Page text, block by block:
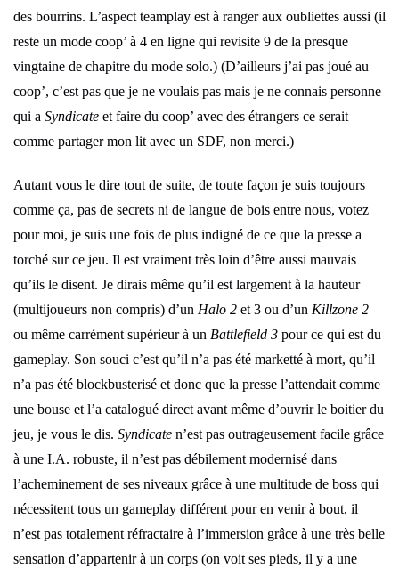
des bourrins. L’aspect teamplay est à ranger aux oubliettes aussi (il
reste un mode coop’ à 4 en ligne qui revisite 9 de la presque
vingtaine de chapitre du mode solo.) (D’ailleurs j’ai pas joué au
coop’, c’est pas que je ne voulais pas mais je ne connais personne
qui a Syndicate et faire du coop’ avec des étrangers ce serait
comme partager mon lit avec un SDF, non merci.)
Autant vous le dire tout de suite, de toute façon je suis toujours
comme ça, pas de secrets ni de langue de bois entre nous, votez
pour moi, je suis une fois de plus indigné de ce que la presse a
torché sur ce jeu. Il est vraiment très loin d’être aussi mauvais
qu’ils le disent. Je dirais même qu’il est largement à la hauteur
(multijoueurs non compris) d’un Halo 2 et 3 ou d’un Killzone 2
ou même carrément supérieur à un Battlefield 3 pour ce qui est du
gameplay. Son souci c’est qu’il n’a pas été marketté à mort, qu’il
n’a pas été blockbusterisé et donc que la presse l’attendait comme
une bouse et l’a catalogué direct avant même d’ouvrir le boitier du
jeu, je vous le dis. Syndicate n’est pas outrageusement facile grâce
à une I.A. robuste, il n’est pas débilement modernisé dans
l’acheminement de ses niveaux grâce à une multitude de boss qui
nécessitent tous un gameplay différent pour en venir à bout, il
n’est pas totalement réfractaire à l’immersion grâce à une très belle
sensation d’appartenir à un corps (on voit ses pieds, il y a une